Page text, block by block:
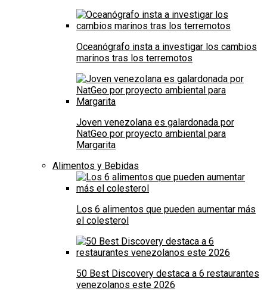
Oceanógrafo insta a investigar los cambios
marinos tras los terremotos
Joven venezolana es galardonada por
NatGeo por proyecto ambiental para
Margarita
Alimentos y Bebidas
Los 6 alimentos que pueden aumentar más
el colesterol
50 Best Discovery destaca a 6 restaurantes
venezolanos este 2026